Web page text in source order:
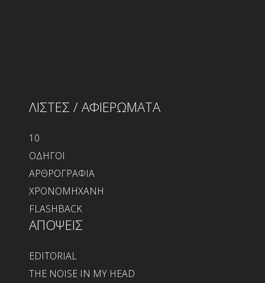
ΛΙΣΤΕΣ / ΑΦΙΕΡΩΜΑΤΑ
10
ΟΔΗΓΟΙ
ΑΡΘΡΟΓΡΑΦΙΑ
ΧΡΟΝΟΜΗΧΑΝΗ
FLASHBACK
ΑΠΟΨΕΙΣ
EDITORIAL
THE NOISE IN MY HEAD